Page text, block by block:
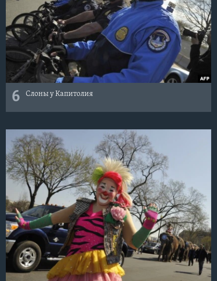
6 Слоны у Капитолия